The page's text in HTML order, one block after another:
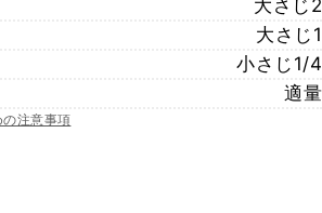
大さじ2
大さじ1
小さじ1/4
適量
注意事項